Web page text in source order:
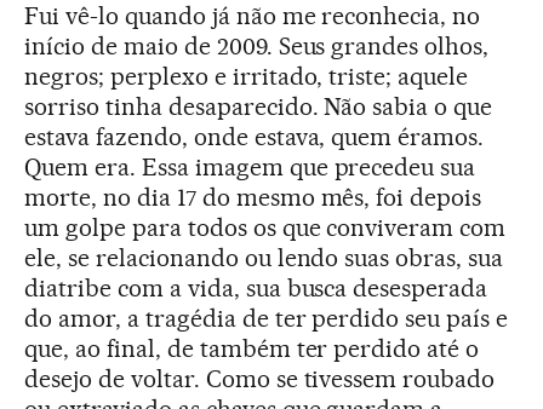
Fui vê-lo quando já não me reconhecia, no
início de maio de 2009. Seus grandes olhos,
negros; perplexo e irritado, triste; aquele
sorriso tinha desaparecido. Não sabia o que
estava fazendo, onde estava, quem éramos.
Quem era. Essa imagem que precedeu sua
morte, no dia 17 do mesmo mês, foi depois
um golpe para todos os que conviveram com
ele, se relacionando ou lendo suas obras, sua
diatribe com a vida, sua busca desesperada
do amor, a tragédia de ter perdido seu país e
que, ao final, de também ter perdido até o
desejo de voltar. Como se tivessem roubado